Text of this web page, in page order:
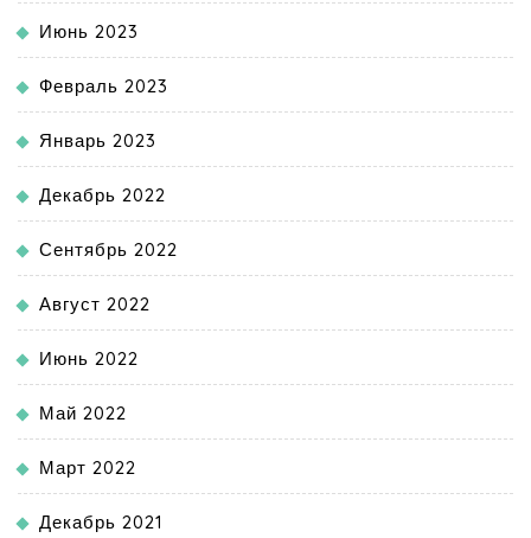
Июнь 2023
Февраль 2023
Январь 2023
Декабрь 2022
Сентябрь 2022
Август 2022
Июнь 2022
Май 2022
Март 2022
Декабрь 2021